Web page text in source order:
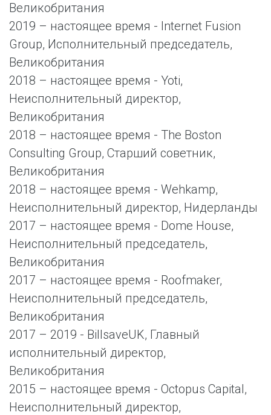
Великобритания
2019 – настоящее время - Internet Fusion
Group, Исполнительный председатель,
Великобритания
2018 – настоящее время - Yoti,
Неисполнительный директор,
Великобритания
2018 – настоящее время - The Boston
Consulting Group, Старший советник,
Великобритания
2018 – настоящее время - Wehkamp,
Неисполнительный директор, Нидерланды
2017 – настоящее время - Dome House,
Неисполнительный председатель,
Великобритания
2017 – настоящее время - Roofmaker,
Неисполнительный председатель,
Великобритания
2017 – 2019 - BillsaveUK, Главный
исполнительный директор,
Великобритания
2015 – настоящее время - Octopus Capital,
Неисполнительный директор,